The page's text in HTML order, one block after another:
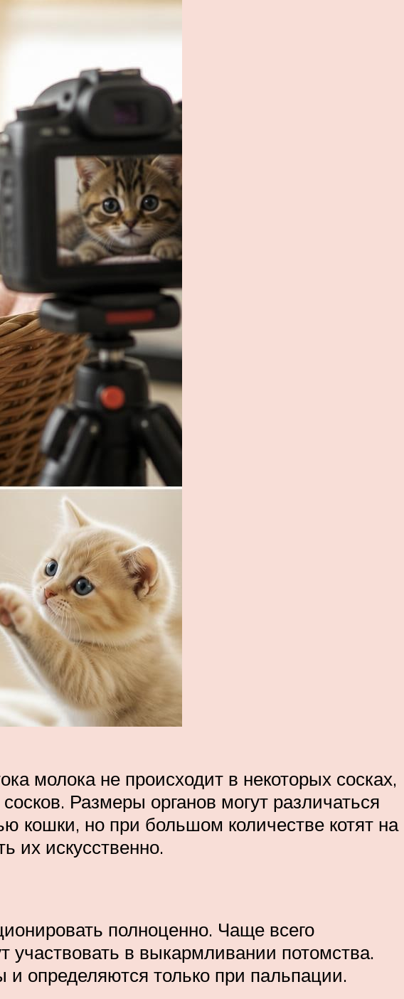
молока не происходит в некоторых сосках,
Размеры органов могут различаться
кошки, но при большом количестве котят на
их искусственно.
полноценно. Чаще всего
в выкармливании потомства.
определяются только при пальпации.